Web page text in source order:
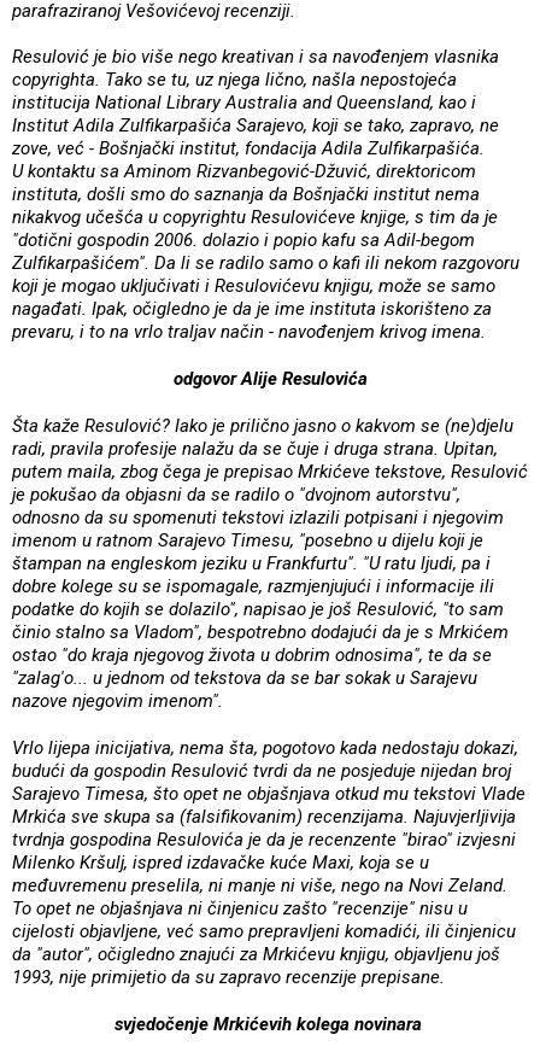
parafraziranoj Vešovićevoj recenziji.
Resulović je bio više nego kreativan i sa navođenjem vlasnika
copyrighta. Tako se tu, uz njega lično, našla nepostojeća
institucija National Library Australia and Queensland, kao i
Institut Adila Zulfikarpašića Sarajevo, koji se tako, zapravo, ne
zove, već - Bošnjački institut, fondacija Adila Zulfikarpašića.
U kontaktu sa Aminom Rizvanbegović-Džuvić, direktoricom
instituta, došli smo do saznanja da Bošnjački institut nema
nikakvog učešća u copyrightu Resulovićeve knjige, s tim da je
"dotični gospodin 2006. dolazio i popio kafu sa Adil-begom
Zulfikarpašićem". Da li se radilo samo o kafi ili nekom razgovoru
koji je mogao uključivati i Resulovićevu knjigu, može se samo
nagađati. Ipak, očigledno je da je ime instituta iskorišteno za
prevaru, i to na vrlo traljav način - navođenjem krivog imena.
odgovor Alije Resulovića
Šta kaže Resulović? Iako je prilično jasno o kakvom se (ne)djelu
radi, pravila profesije nalažu da se čuje i druga strana. Upitan,
putem maila, zbog čega je prepisao Mrkićeve tekstove, Resulović
je pokušao da objasni da se radilo o "dvojnom autorstvu",
odnosno da su spomenuti tekstovi izlazili potpisani i njegovim
imenom u ratnom Sarajevo Timesu, "posebno u dijelu koji je
štampan na engleskom jeziku u Frankfurtu". "U ratu ljudi, pa i
dobre kolege su se ispomagale, razmjenjujući i informacije ili
podatke do kojih se dolazilo", napisao je još Resulović, "to sam
činio stalno sa Vladom", bespotrebno dodajući da je s Mrkićem
ostao "do kraja njegovog života u dobrim odnosima", te da se
"zalag'o... u jednom od tekstova da se bar sokak u Sarajevu
nazove njegovim imenom".
Vrlo lijepa inicijativa, nema šta, pogotovo kada nedostaju dokazi,
budući da gospodin Resulović tvrdi da ne posjeduje nijedan broj
Sarajevo Timesa, što opet ne objašnjava otkud mu tekstovi Vlade
Mrkića sve skupa sa (falsifikovanim) recenzijama. Najuvjerljivija
tvrdnja gospodina Resulovića je da je recenzente "birao" izvjesni
Milenko Kršulj, ispred izdavačke kuće Maxi, koja se u
međuvremenu preselila, ni manje ni više, nego na Novi Zeland.
To opet ne objašnjava ni činjenicu zašto "recenzije" nisu u
cijelosti objavljene, već samo prepravljeni komadići, ili činjenicu
da "autor", očigledno znajući za Mrkićevu knjigu, objavljenu još
1993, nije primijetio da su zapravo recenzije prepisane.
svjedočenje Mrkićevih kolega novinara